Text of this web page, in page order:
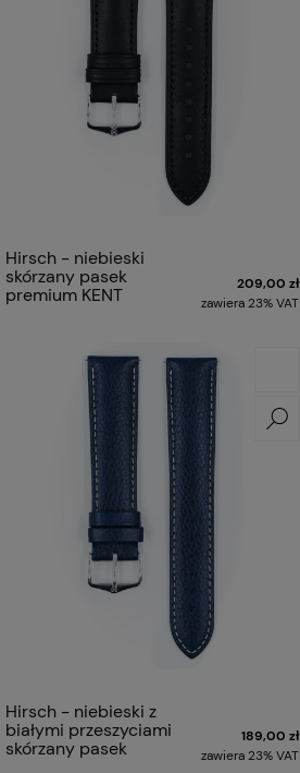
Hirsch - niebieski
skórzany pasek
premium KENT
209,00 zł
zawiera 23% VAT
Hirsch - niebieski z
białymi przeszyciami
skórzany pasek
189,00 zł
zawiera 23% VAT